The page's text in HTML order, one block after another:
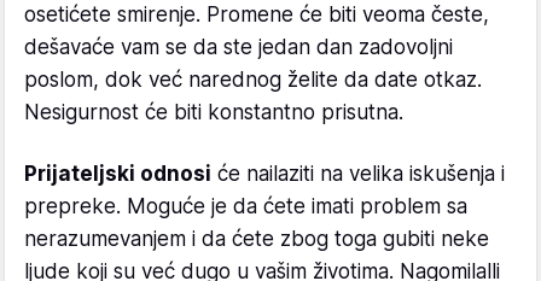
osetićete smirenje. Promene će biti veoma česte,
dešavaće vam se da ste jedan dan zadovoljni
poslom, dok već narednog želite da date otkaz.
Nesigurnost će biti konstantno prisutna.
Prijateljski odnosi će nailaziti na velika iskušenja i
prepreke. Moguće je da ćete imati problem sa
nerazumevanjem i da ćete zbog toga gubiti neke
ljude koji su već dugo u vašim životima. Nagomilalli